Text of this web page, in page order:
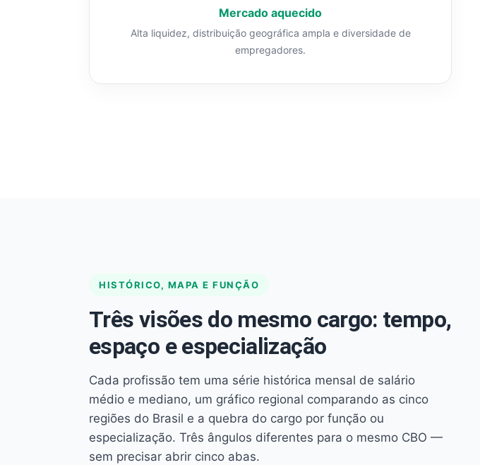
Mercado aquecido
Alta liquidez, distribuição geográfica ampla e diversidade de
empregadores.
HISTÓRICO, MAPA E FUNÇÃO
Três visões do mesmo cargo: tempo,
espaço e especialização
Cada profissão tem uma série histórica mensal de salário
médio e mediano, um gráfico regional comparando as cinco
regiões do Brasil e a quebra do cargo por função ou
especialização. Três ângulos diferentes para o mesmo CBO —
sem precisar abrir cinco abas.